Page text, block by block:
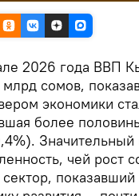
2026 года ВВП
сомов,
экономики
более
Значительный
чей рост